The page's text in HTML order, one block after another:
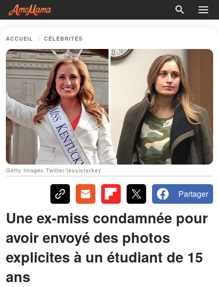
ACCUEIL CÉLÉBRITÉS
Getty Images Twitter/jessistarkey
Partager
Une ex-miss condamnée pour
avoir envoyé des photos
explicites à un étudiant de 15
ans